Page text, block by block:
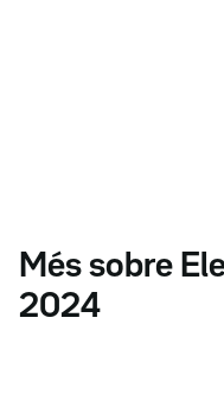
Més sobre
2024